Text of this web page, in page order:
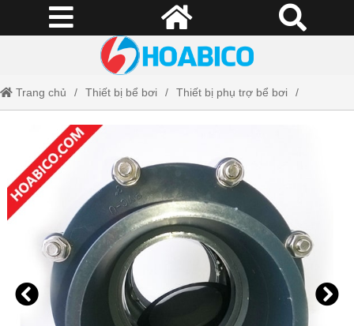
Trang chủ Thiết bị bể bơi Thiết bị phụ trợ bể bơi
Van bướm 1 chiều Kripsol